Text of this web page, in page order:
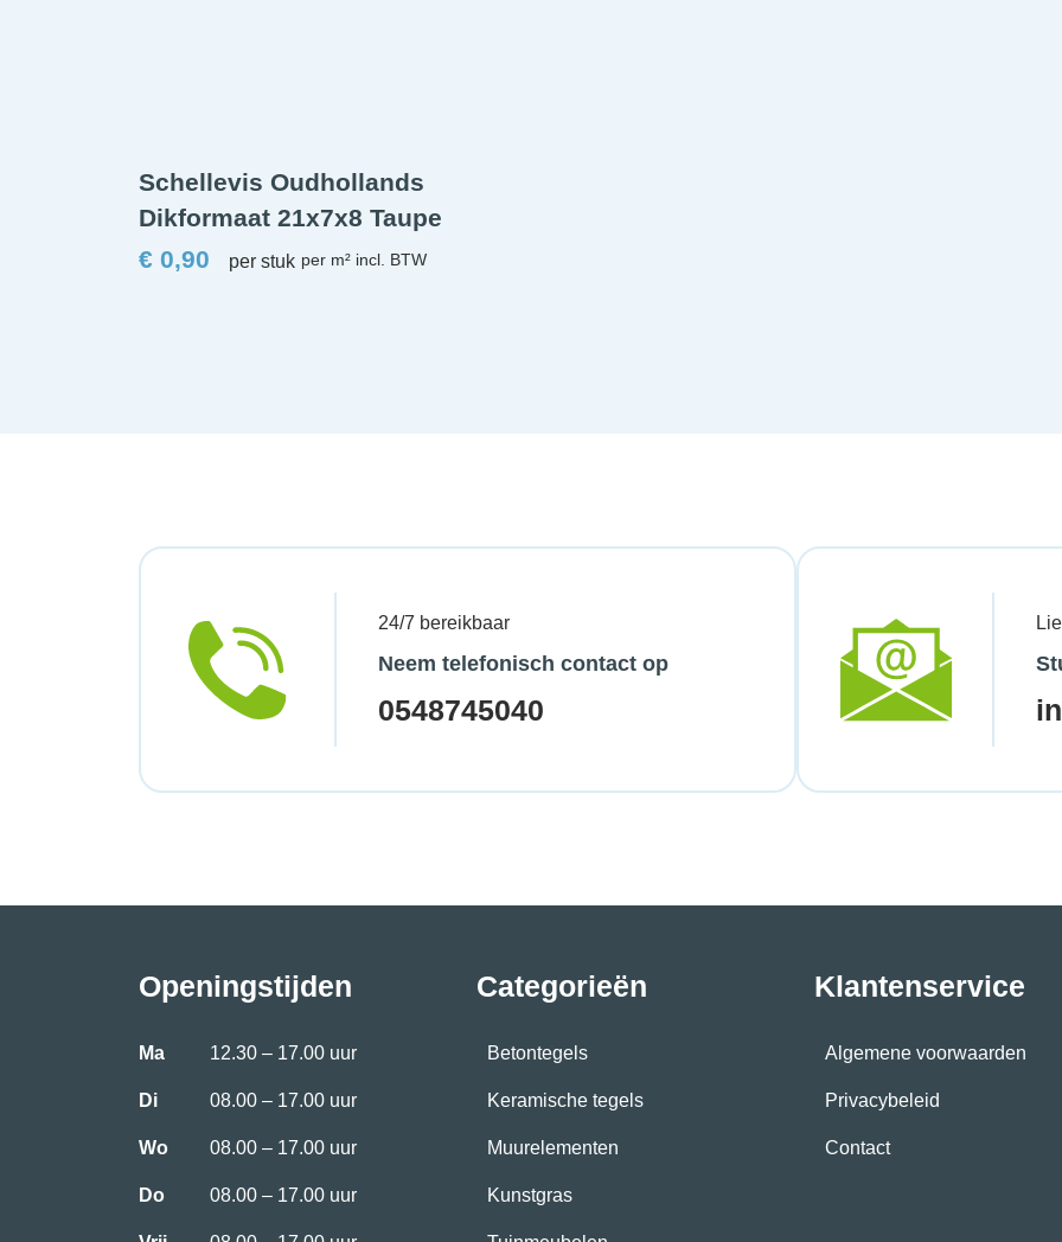
Schellevis Oudhollands
Dikformaat 21x7x8 Taupe
€ 0,90 per stuk
24/7 bereikbaar
Neem telefonisch contact op
0548745040
Openingstijden
Ma 12.30 – 17.00 uur
Di 08.00 – 17.00 uur
Wo 08.00 – 17.00 uur
Do 08.00 – 17.00 uur
Categorieën
Betontegels
Keramische tegels
Muurelementen
Kunstgras
Klantenservice
Algemene voorwaarden
Privacybeleid
Contact